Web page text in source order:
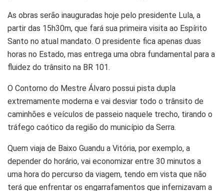
As obras serão inauguradas hoje pelo presidente Lula, a
partir das 15h30m, que fará sua primeira visita ao Espírito
Santo no atual mandato. O presidente fica apenas duas
horas no Estado, mas entrega uma obra fundamental para a
fluidez do trânsito na BR 101.
O Contorno do Mestre Álvaro possui pista dupla
extremamente moderna e vai desviar todo o trânsito de
caminhões e veículos de passeio naquele trecho, tirando o
tráfego caótico da região do município da Serra.
Quem viaja de Baixo Guandu a Vitória, por exemplo, a
depender do horário, vai economizar entre 30 minutos a
uma hora do percurso da viagem, tendo em vista que não
terá que enfrentar os engarrafamentos que infernizavam a